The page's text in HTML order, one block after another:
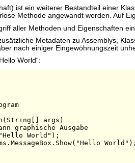
ist ein weiterer Bestandteil einer
Methode angewandt werden. Auf
aller Methoden und Eigenschaften
Metadaten zu Assemblys,
nach einiger Eingewöhnungszeit
World“:
args)
graphische Ausgabe
World");
World");